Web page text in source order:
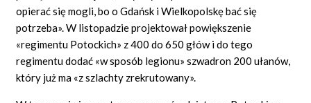
opierać się mogli, bo o Gdańsk i Wielkopolskę bać się
potrzeba». W listopadzie projektował powiększenie
«regimentu Potockich» z 400 do 650 głów i do tego
regimentu dodać «w sposób legionu» szwadron 200 ułanów,
który już ma «z szlachty zrekrutowany».